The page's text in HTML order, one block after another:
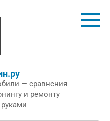
— сравнения
и ремонту